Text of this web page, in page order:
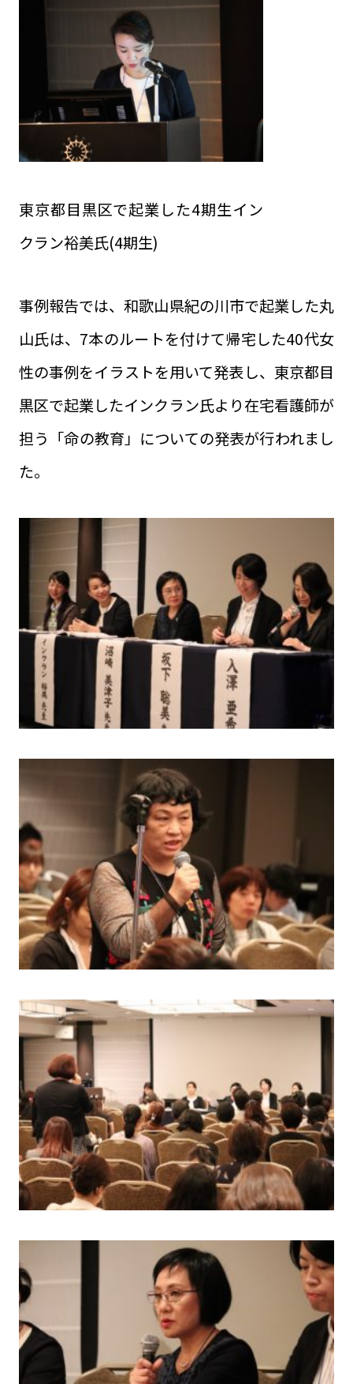
東京都目黒区で起業した4期生イン
クラン裕美氏(4期生)
事例報告では、和歌山県紀の川市で起業した丸
山氏は、7本のルートを付けて帰宅した40代女
性の事例をイラストを用いて発表し、東京都目
黒区で起業したインクラン氏より在宅看護師が
担う「命の教育」についての発表が行われまし
た。